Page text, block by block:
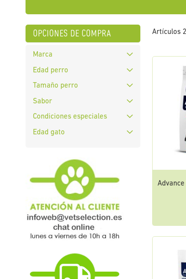
Artículos
opciones de compra
Marca
Edad perro
Tamaño perro
Sabor
Condiciones especiales
Edad gato